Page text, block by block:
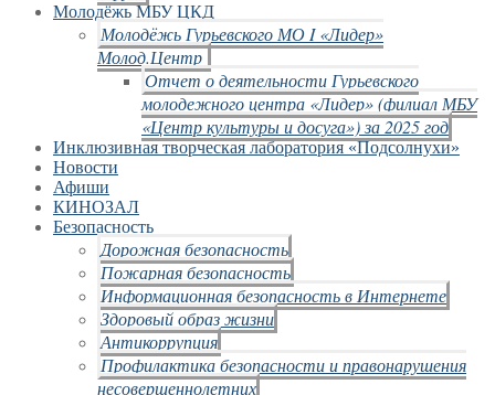
Молодёжь МБУ ЦКД
Молодёжь Гурьевского МО I «Лидер»
Молод.Центр
Отчет о деятельности Гурьевского
молодежного центра «Лидер» (филиал МБУ
«Центр культуры и досуга») за 2025 год
Инклюзивная творческая лаборатория «Подсолнухи»
Новости
Афиши
КИНОЗАЛ
Безопасность
Дорожная безопасность
Пожарная безопасность
Информационная безопасность в Интернете
Здоровый образ жизни
Антикоррупция
Профилактика безопасности и правонарушения
несовершеннолетних